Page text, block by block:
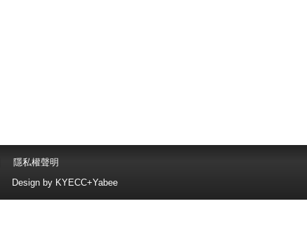
隱私權聲明
Design by KYECC+Yabee